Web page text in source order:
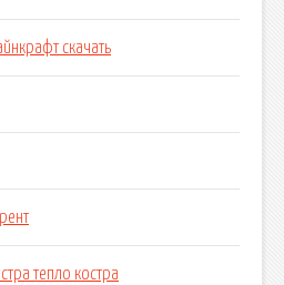
скачать
тепло костра